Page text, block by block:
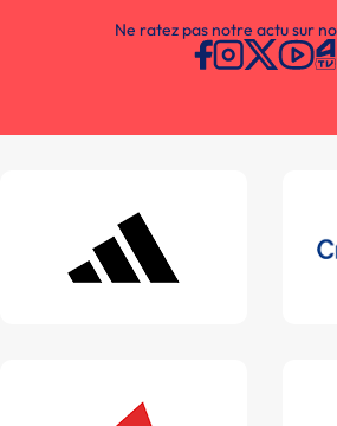
Ne ratez pas notre actu sur